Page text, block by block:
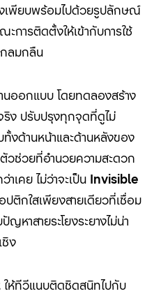
เพียบพร้อมไปด้วยรูปลักษณ์
การติดตั้งให้เข้ากับการใช้
ลมกลืน
ออกแบบ โดยทดลองสร้าง
ง ปรับปรุงทุกจุดที่ดูไม่
งด้านหน้าและด้านหลังของ
ช่วยที่อำนวยความสะดวก
เคย ไม่ว่าจะเป็น Invisible
ปติกใสเพียงสายเดียวที่เชื่อม
าสายระโยงระยางไม่น่า
ง
ให้ทีวีแนบติดชิดสนิทไปกับ